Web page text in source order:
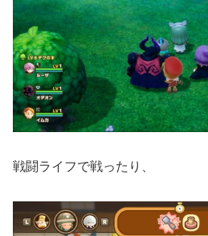
戦闘ライフで戦ったり、